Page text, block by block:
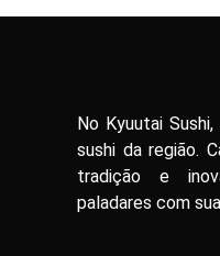
No Kyuutai
sushi da região.
tradição e
paladares com